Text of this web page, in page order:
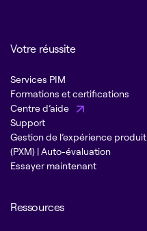
Votre réussite
Services PIM
Formations et certifications
Centre d’aide
Support
Gestion de l’expérience produit
(PXM) | Auto-évaluation
Essayer maintenant
Ressources